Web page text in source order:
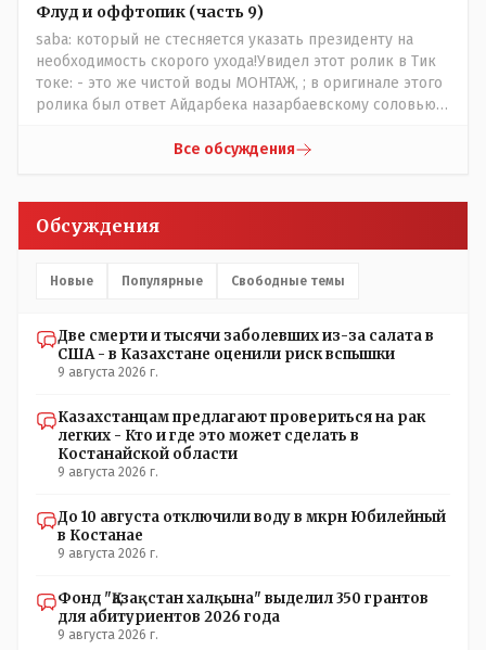
сносить пожалуйста ,а как на века построить слабо.....Вы
вот господин Бондаренко большой учёный прошлись
бы по историческим постройкам сколько было
ликвидировано в советское время и в наше.......
Флуд и оффтопик (часть 9)
saba: который не стесняется указать президенту на
необходимость скорого ухода!Увидел этот ролик в Тик
токе: - это же чистой воды МОНТАЖ, ; в оригинале этого
ролика был ответ Айдарбека назарбаевскому соловью
просто напросто - КЛОУНЫ или МАРИОНЕТКИ власти и
видимость ИНТРИГИ выборов, его как бы и якобы
НАКАЛ - и тот и этот без разрешения АП - и шага,
- идёт СКУЧНАЯ и НУДНАЯ и МОНОТОННАЯ и полностью
усмотрению: - их мгновенно лишать возможности идти
на выборы и не дадут им места в будущем Курултае: -
партиями.
Все обсуждения
Обсуждения
Новые Популярные Свободные темы
Две смерти и тысячи заболевших из-за салата в
США - в Казахстане оценили риск вспышки
9 августа 2026 г.
Казахстанцам предлагают провериться на рак
легких - Кто и где это может сделать в
Костанайской области
9 августа 2026 г.
До 10 августа отключили воду в мкрн Юбилейный
в Костанае
9 августа 2026 г.
Фонд "Қазақстан халқына" выделил 350 грантов
для абитуриентов 2026 года
9 августа 2026 г.